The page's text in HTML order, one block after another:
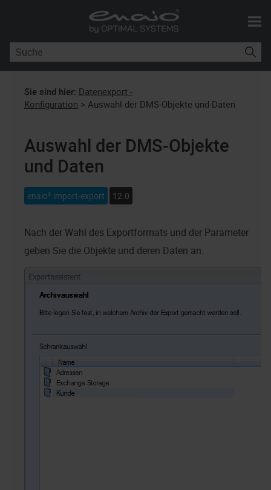
Skip To Main Content
Sie sind hier: Datenexport -
Konfiguration > Auswahl der DMS-Objekte und Daten
Auswahl der DMS-Objekte
und Daten
enaio® import-export 12.0
Nach der Wahl des Exportformats und der Parameter
geben Sie die Objekte und deren Daten an.